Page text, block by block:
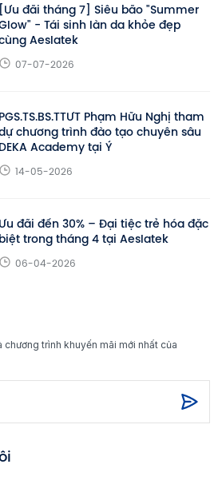
[Ưu đãi tháng 7] Siêu bão "Summer
- Tái sinh làn da khỏe đẹp
Aeslatek
07-07-2026
PGS.TS.BS.TTƯT Phạm Hữu Nghị tham
chương trình đào tạo chuyên sâu
DEKA Academy tại Ý
14-05-2026
Ưu đãi đến 30% – Đại tiệc trẻ hóa đặc
biệt trong tháng 4 tại Aeslatek
06-04-2026
trình khuyến mãi mới nhất của